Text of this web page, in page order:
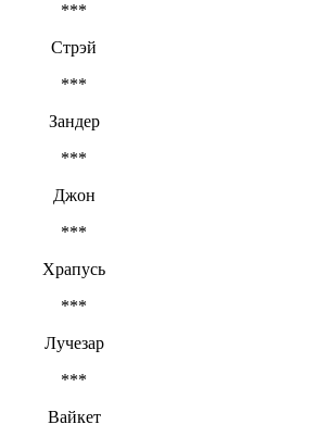
***
Стрэй
***
Зандер
***
Джон
***
Храпусь
***
Лучезар
***
Вайкет